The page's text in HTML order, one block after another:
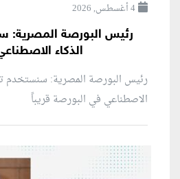
4 أغسطس, 2026
رئيس البورصة المصرية:
الذكاء
رئيس البورصة المصرية: سنستخدم
الاصطناعي في البورصة قريباً